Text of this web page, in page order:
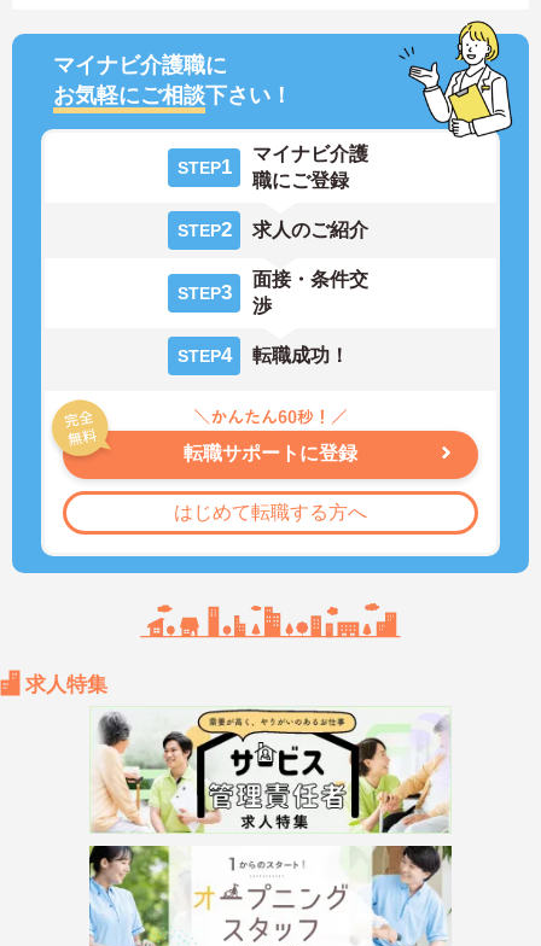
マイナビ介護職に
お気軽にご相談下さい！
STEP1
マイナビ介護
職にご登録
STEP2 求人のご紹介
STEP3
面接・条件交
渉
STEP4 転職成功！
転職サポートに登録
はじめて転職する方へ
求人特集